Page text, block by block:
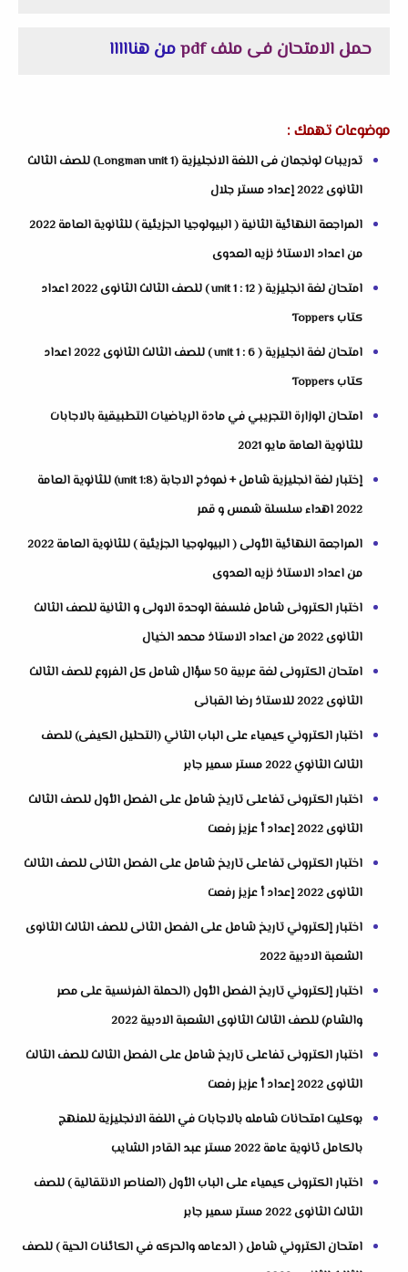
حمل الامتحان فى ملف pdf من هنااااا
موضوعات تهمك :
تدريبات لونجمان فى اللغة الانجليزية (Longman unit 1) للصف الثالث
الثانوى 2022 إعداد مستر جلال
المراجعة النهائية الثانية ( البيولوجيا الجزيئية ) للثانوية العامة 2022
من اعداد الاستاذ نزيه العدوى
امتحان لغة انجليزية ( unit 1 : 12 ) للصف الثالث الثانوى 2022 اعداد
كتاب Toppers
امتحان لغة انجليزية ( unit 1 : 6 ) للصف الثالث الثانوى 2022 اعداد
كتاب Toppers
امتحان الوزارة التجريبي في مادة الرياضيات التطبيقية بالاجابات
للثانوية العامة مايو 2021
إختبار لغة انجليزية شامل + نموذج الاجابة (unit 1:8) للثانوية العامة
2022 اهداء سلسلة شمس و قمر
المراجعة النهائية الأولى ( البيولوجيا الجزيئية ) للثانوية العامة 2022
من اعداد الاستاذ نزيه العدوى
اختبار الكترونى شامل فلسفة الوحدة الاولى و الثانية للصف الثالث
الثانوى 2022 من اعداد الاستاذ محمد الخيال
امتحان الكترونى لغة عربية 50 سؤال شامل كل الفروع للصف الثالث
الثانوى 2022 للاستاذ رضا القبانى
اختبار الكتروني كيمياء على الباب الثاني (التحليل الكيفى) للصف
الثالث الثانوي 2022 مستر سمير جابر
اختبار الكترونى تفاعلى تاريخ شامل على الفصل الأول للصف الثالث
الثانوى 2022 إعداد أ عزيز رفعت
اختبار الكترونى تفاعلى تاريخ شامل على الفصل الثانى للصف الثالث
الثانوى 2022 إعداد أ عزيز رفعت
اختبار إلكتروني تاريخ شامل على الفصل الثانى للصف الثالث الثانوى
الشعبة الادبية 2022
اختبار إلكتروني تاريخ الفصل الأول (الحملة الفرنسية على مصر
والشام) للصف الثالث الثانوى الشعبة الادبية 2022
اختبار الكترونى تفاعلى تاريخ شامل على الفصل الثالث للصف الثالث
الثانوى 2022 إعداد أ عزيز رفعت
بوكليت امتحانات شامله بالاجابات في اللغة الانجليزية للمنهج
بالكامل ثانوية عامة 2022 مستر عبد القادر الشايب
اختبار الكترونى كيمياء على الباب الأول (العناصر الانتقالية ) للصف
الثالث الثانوى 2022 مستر سمير جابر
امتحان الكتروني شامل ( الدعامه والحركه في الكائنات الحية ) للصف